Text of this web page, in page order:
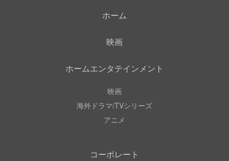
ホーム
映画
ホームエンタテインメント
映画
海外ドラマ/TVシリーズ
アニメ
コーポレート